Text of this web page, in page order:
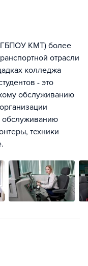
КМТ) более
отрасли
колледжа
- это
обслуживанию
обслуживанию
техники